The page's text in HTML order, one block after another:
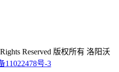
Reserved 版权所有 洛阳沃
11022478号-3